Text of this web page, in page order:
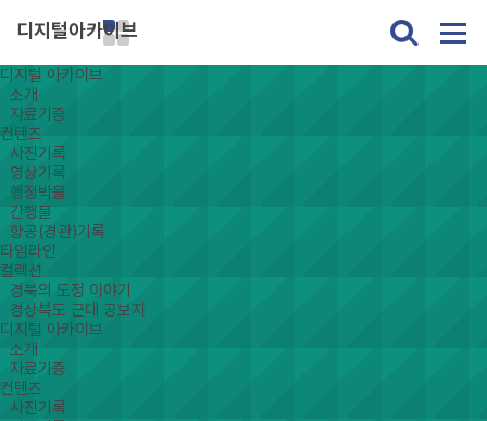
디지털아카이브
디지털 아카이브
소개
자료기증
컨텐츠
사진기록
영상기록
행정박물
간행물
항공(경관)기록
타임라인
컬렉션
경북의 도정 이야기
경상북도 근대 공보지
디지털 아카이브
소개
자료기증
컨텐츠
사진기록